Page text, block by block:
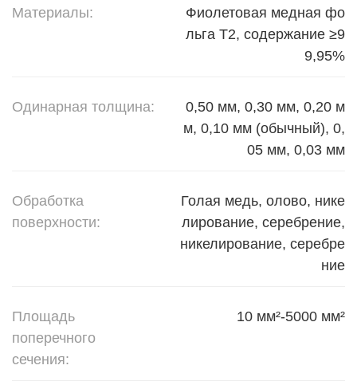
Материалы:
Фиолетовая медная фо
льга T2, содержание ≥9
9,95%
Одинарная толщина:
0,50 мм, 0,30 мм, 0,20 м
м, 0,10 мм (обычный), 0,
05 мм, 0,03 мм
Обработка
поверхности:
Голая медь, олово, нике
лирование, серебрение,
никелирование, серебре
ние
Площадь
поперечного
сечения:
10 мм²-5000 мм²